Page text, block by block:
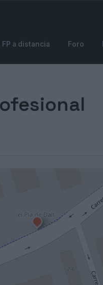
FP a distancia Foro